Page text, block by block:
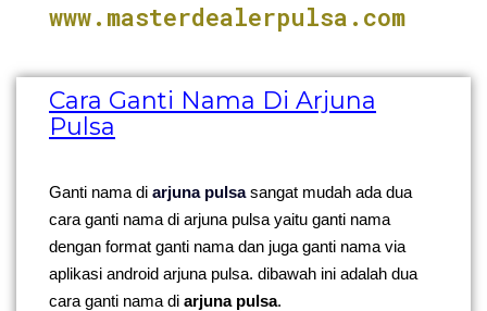
www.masterdealerpulsa.com
Cara Ganti Nama Di Arjuna
Pulsa
Ganti nama di arjuna pulsa sangat mudah ada dua
cara ganti nama di arjuna pulsa yaitu ganti nama
dengan format ganti nama dan juga ganti nama via
aplikasi android arjuna pulsa. dibawah ini adalah dua
cara ganti nama di arjuna pulsa.